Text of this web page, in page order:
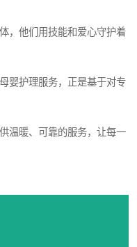
，他们用技能和爱心守护着
婴护理服务，正是基于对专
温暖、可靠的服务，让每一